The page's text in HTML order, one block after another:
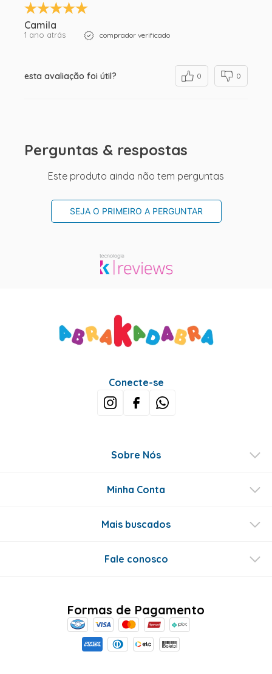
Camila
1 ano atrás comprador verificado
esta avaliação foi útil? 0 0
Perguntas & respostas
Este produto ainda não tem perguntas
SEJA O PRIMEIRO A PERGUNTAR
Conecte-se
Sobre Nós
Minha Conta
Mais buscados
Fale conosco
Formas de Pagamento